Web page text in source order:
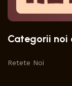
Categorii noi
Retete Noi